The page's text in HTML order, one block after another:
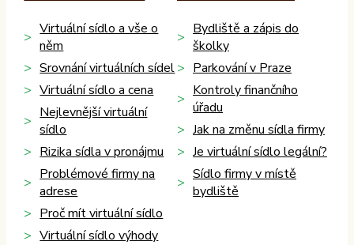
Virtuální sídlo a vše o
něm
Srovnání virtuálních sídel
Virtuální sídlo a cena
Nejlevnější virtuální
sídlo
Rizika sídla v pronájmu
Problémové firmy na
adrese
Proč mít virtuální sídlo
Virtuální sídlo výhody
Bydliště a zápis do
školky
Parkování v Praze
Kontroly finančního
úřadu
Jak na změnu sídla firmy
Je virtuální sídlo legální?
Sídlo firmy v místě
bydliště